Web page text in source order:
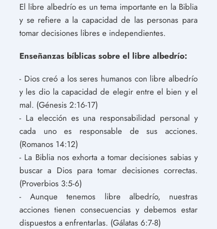
El libre albedrío es un tema importante en la Biblia
y se refiere a la capacidad de las personas para
tomar decisiones libres e independientes.
Enseñanzas bíblicas sobre el libre albedrío:
- Dios creó a los seres humanos con libre albedrío
y les dio la capacidad de elegir entre el bien y el
mal. (Génesis 2:16-17)
- La elección es una responsabilidad personal y
cada uno es responsable de sus acciones.
(Romanos 14:12)
- La Biblia nos exhorta a tomar decisiones sabias y
buscar a Dios para tomar decisiones correctas.
(Proverbios 3:5-6)
- Aunque tenemos libre albedrío, nuestras
acciones tienen consecuencias y debemos estar
dispuestos a enfrentarlas. (Gálatas 6:7-8)